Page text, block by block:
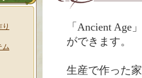
ム
「Ancient
ができます。
生産で作った